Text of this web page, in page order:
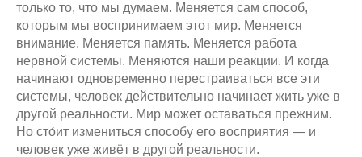
только то, что мы думаем. Меняется сам способ,
которым мы воспринимаем этот мир. Меняется
внимание. Меняется память. Меняется работа
нервной системы. Меняются наши реакции. И когда
начинают одновременно перестраиваться все эти
системы, человек действительно начинает жить уже в
другой реальности. Мир может оставаться прежним.
Но сто́ит измениться способу его восприятия — и
человек уже живёт в другой реальности.